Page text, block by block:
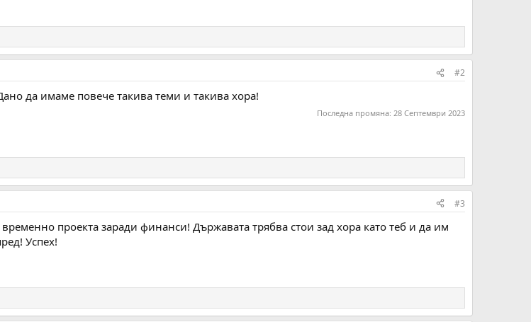
#2
да имаме повече такива теми и такива хора!
Последна промяна: 28 Септември 2023
#3
проекта заради финанси! Държавата трябва стои зад хора като теб и да им
Успех!